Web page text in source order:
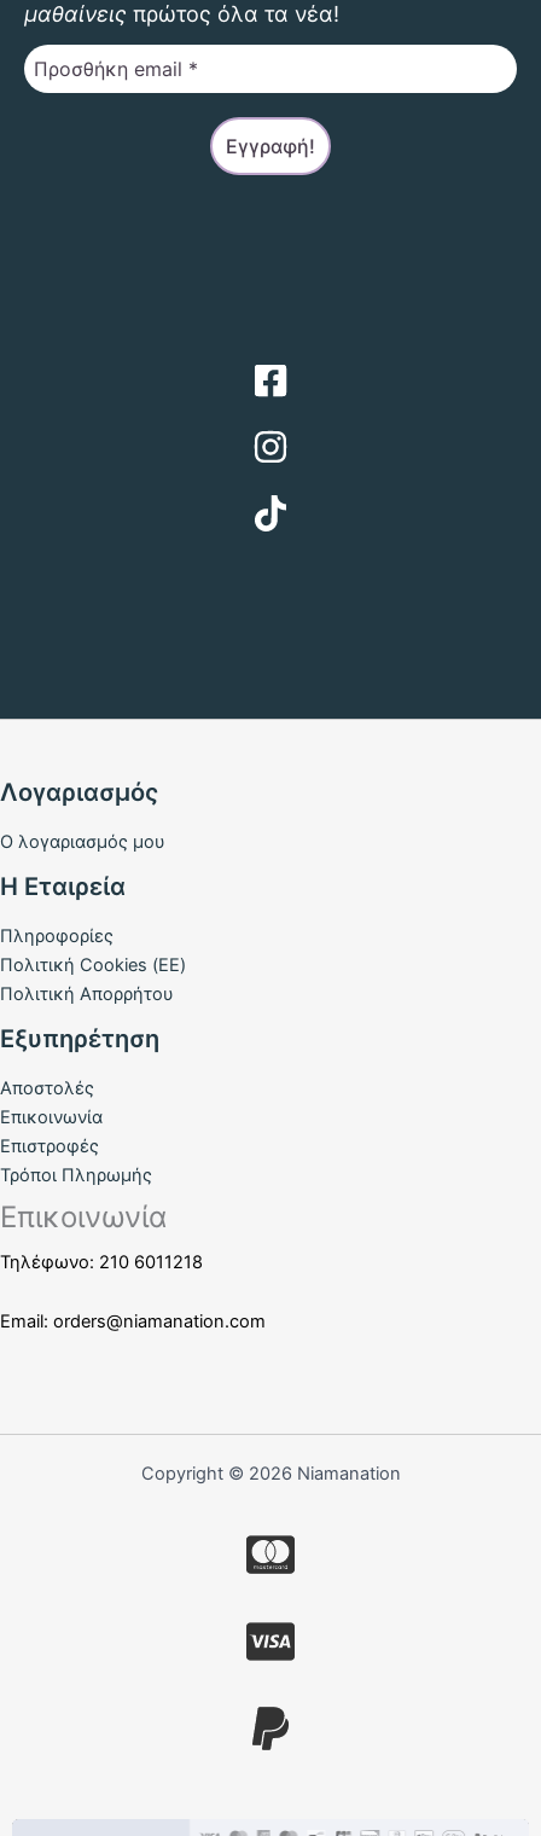
μαθαίνεις πρώτος όλα τα νέα!
Λογαριασμός
Ο λογαριασμός μου
Η Εταιρεία
Πληροφορίες
Πολιτική Cookies (ΕΕ)
Πολιτική Απορρήτου
Εξυπηρέτηση
Αποστολές
Επικοινωνία
Επιστροφές
Τρόποι Πληρωμής
Επικοινωνία
Τηλέφωνο: 210 6011218
Email: orders@niamanation.com
Copyright © 2026 Niamanation